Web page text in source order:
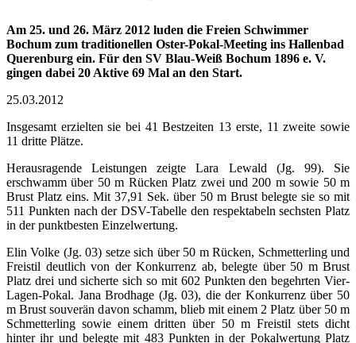
Am 25. und 26. März 2012 luden die Freien Schwimmer
Bochum zum traditionellen Oster-Pokal-Meeting ins Hallenbad
Querenburg ein. Für den SV Blau-Weiß Bochum 1896 e. V.
gingen dabei 20 Aktive 69 Mal an den Start.
25.03.2012
Insgesamt erzielten sie bei 41 Bestzeiten 13 erste, 11 zweite sowie
11 dritte Plätze.
Herausragende Leistungen zeigte Lara Lewald (Jg. 99). Sie
erschwamm über 50 m Rücken Platz zwei und 200 m sowie 50 m
Brust Platz eins. Mit 37,91 Sek. über 50 m Brust belegte sie so mit
511 Punkten nach der DSV-Tabelle den respektabeln sechsten Platz
in der punktbesten Einzelwertung.
Elin Volke (Jg. 03) setze sich über 50 m Rücken, Schmetterling und
Freistil deutlich von der Konkurrenz ab, belegte über 50 m Brust
Platz drei und sicherte sich so mit 602 Punkten den begehrten Vier-
Lagen-Pokal. Jana Brodhage (Jg. 03), die der Konkurrenz über 50
m Brust souverän davon schamm, blieb mit einem 2 Platz über 50 m
Schmetterling sowie einem dritten über 50 m Freistil stets dicht
hinter ihr und belegte mit 483 Punkten in der Pokalwertung Platz